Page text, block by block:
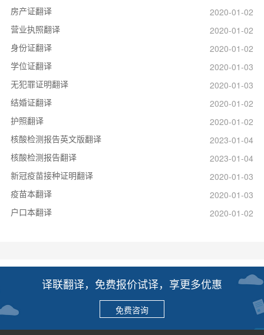
房产证翻译
2020-01-02
营业执照翻译
2020-01-02
身份证翻译
2020-01-02
学位证翻译
2020-01-03
无犯罪证明翻译
2020-01-03
结婚证翻译
2020-01-02
护照翻译
2020-01-02
核酸检测报告英文版翻译
2023-01-04
核酸检测报告翻译
2023-01-04
新冠疫苗接种证明翻译
2020-01-03
疫苗本翻译
2020-01-03
户口本翻译
2020-01-02
译联翻译，免费报价试译，享更多优惠
免费咨询